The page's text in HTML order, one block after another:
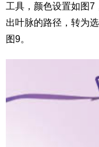
工具，颜色设置如图7
出叶脉的路径，转为
图9。